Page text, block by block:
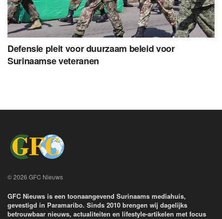
Defensie pleit voor duurzaam beleid voor
Surinaamse veteranen
© 2026 GFC Nieuws
GFC Nieuws is een toonaangevend Surinaams mediahuis,
gevestigd in Paramaribo. Sinds 2010 brengen wij dagelijks
betrouwbaar nieuws, actualiteiten en lifestyle-artikelen met focus